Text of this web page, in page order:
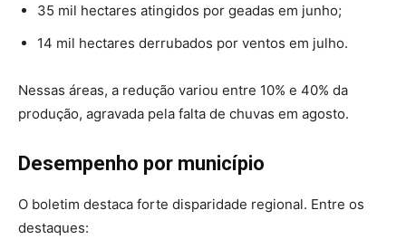
35 mil hectares atingidos por geadas em junho;
14 mil hectares derrubados por ventos em julho.
Nessas áreas, a redução variou entre 10% e 40% da
produção, agravada pela falta de chuvas em agosto.
Desempenho por município
O boletim destaca forte disparidade regional. Entre os
destaques: